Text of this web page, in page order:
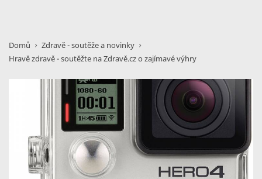
Domů
Zdravě - soutěže a novinky
Hravě zdravě - soutěžte na Zdravě.cz o zajímavé výhry